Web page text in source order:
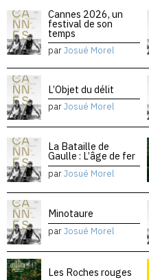
Cannes 2026, un
festival de son
temps
parJosué Morel
L’Objet du délit
parJosué Morel
La Bataille de
Gaulle : L’âge de fer
parJosué Morel
Minotaure
parJosué Morel
Les Roches rouges